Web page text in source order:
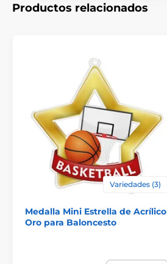
Productos relacionados
Variedades (3)
Medalla Mini Estrella de Acrílico
Oro para Baloncesto